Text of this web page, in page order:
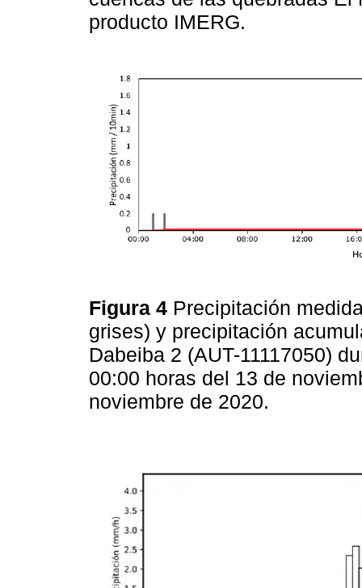
producto IMERG.
Figura 4 Precipitación
grises) y precipitación
Dabeiba 2 (AUT-11117050)
00:00 horas del 13 de
noviembre de 2020.